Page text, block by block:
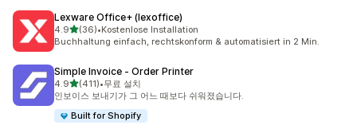
Lexware Office+ (lexoffice)
4.9별 5개 중
(36)
총 리뷰 36개
•Kostenlose Installation
Buchhaltung einfach, rechtskonform & automatisiert in 2 Min.
Simple Invoice ‑ Order Printer
4.9별 5개 중
(411)
총 리뷰 411개
•무료 설치
인보이스 보내기가 그 어느 때보다 쉬워졌습니다.
Built for Shopify